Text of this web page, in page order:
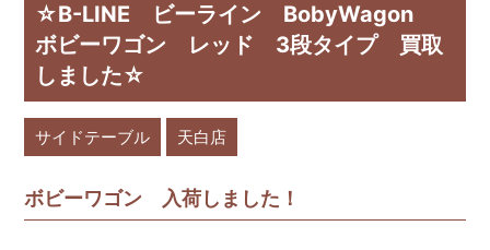
☆B-LINE ビーライン BobyWagon
ボビーワゴン レッド 3段タイプ 買取
しました☆
サイドテーブル 天白店
ボビーワゴン 入荷しました！